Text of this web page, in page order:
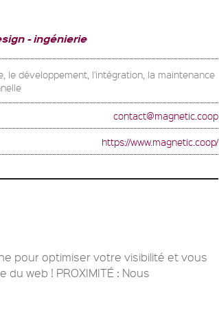
ingénierie
le développement, l'intégration, la maintenance
contact@magnetic.coop
https://www.magnetic.coop/
pour optimiser votre visibilité et vous
web ! PROXIMITÉ : Nous